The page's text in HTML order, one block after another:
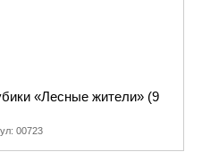
«Лесные жители» (9
00723